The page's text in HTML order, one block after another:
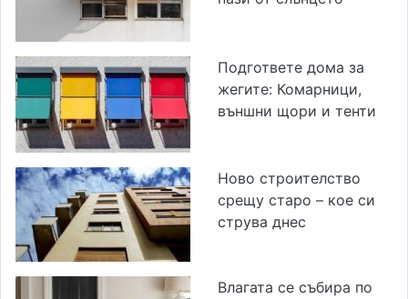
Подгответе дома за
жегите: Комарници,
външни щори и тенти
Ново строителство
срещу старо – кое си
струва днес
Влагата се събира по